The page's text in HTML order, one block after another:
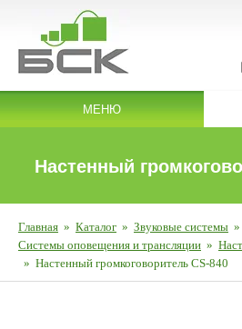
МЕНЮ
Настенный
Главная » Каталог » Звуковые системы »
Системы оповещения и трансляции »
» Настенный громкоговоритель CS-840